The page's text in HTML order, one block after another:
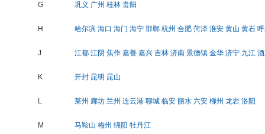
G 巩义 广州 桂林 贵阳
H 哈尔滨 海口 海门 海宁 邯郸 杭州 合肥 菏泽 淮安 黄山 黄石
J 江都 江阴 焦作 嘉善 嘉兴 吉林 济南 景德镇 金华 济宁 九江
K 开封 昆明 昆山
L 莱州 廊坊 兰州 连云港 聊城 临安 丽水 六安 柳州 龙岩 洛阳
M 马鞍山 梅州 绵阳 牡丹江